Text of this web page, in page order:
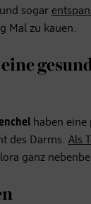
sogar
Mal zu kauen.
haben eine
des Darms. Als
ganz